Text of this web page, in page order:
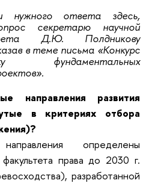
ответа здесь,
секретарю научной
Д.Ю. Полдникову
в теме письма «Конкурс
направления развития
в критериях отбора
определены
права до 2030 г.
разработанной